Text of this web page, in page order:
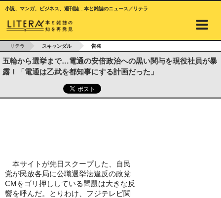
小説、マンガ、ビジネス、週刊誌…本と雑誌のニュース／リテラ
リテラ スキャンダル 告発
五輪から選挙まで…電通の安倍政治への黒い関与を現役社員が暴
露！「電通は乙武を都知事にする計画だった」
本サイトが先日スクープした、自民
党が民放各局に公職選挙法違反の政党
CMをゴリ押ししている問題は大きな反
響を呼んだ。とりわけ、フジテレビ関